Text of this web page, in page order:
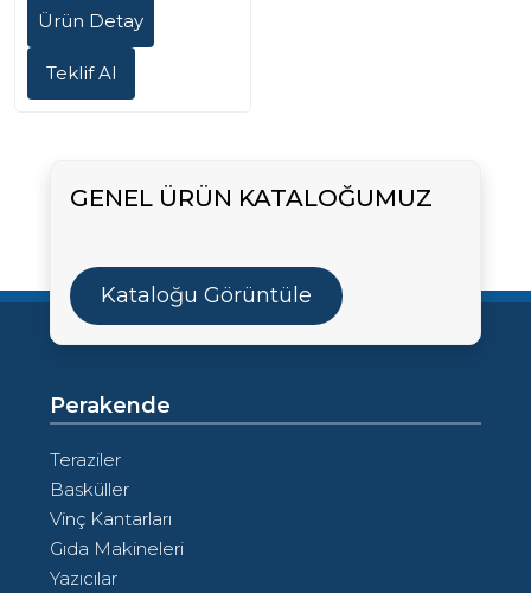
Ürün Detay
Teklif Al
GENEL ÜRÜN KATALOĞUMUZ
Kataloğu Görüntüle
Perakende
Teraziler
Basküller
Vinç Kantarları
Gıda Makineleri
Yazıcılar